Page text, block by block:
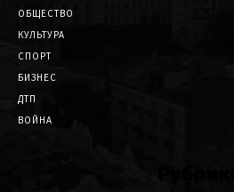
ОБЩЕСТВО
КУЛЬТУРА
СПОРТ
БИЗНЕС
ДТП
ВОЙНА